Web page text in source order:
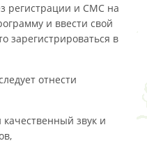
регистрации и СМС на
и ввести свой
зарегистрироваться в
отнести
качественный звук и